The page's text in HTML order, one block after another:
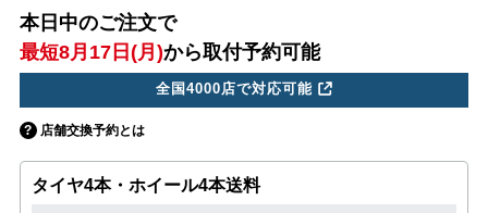
本日中のご注文で
最短8月17日(月)から取付予約可能
全国4000店で対応可能
店舗交換予約とは
タイヤ4本・ホイール4本送料